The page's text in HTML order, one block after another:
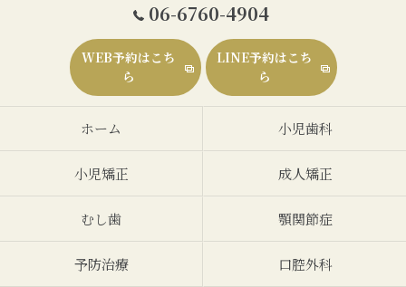
06-6760-4904
WEB予約はこち
ら
LINE予約はこち
ら
ホーム 小児歯科
小児矯正 成人矯正
むし歯 顎関節症
予防治療 口腔外科